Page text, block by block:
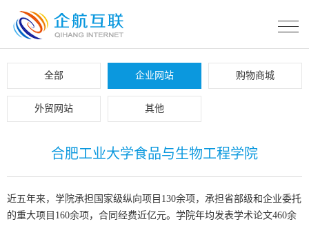
全部 企业网站 购物商城
外贸网站 其他
合肥工业大学食品与生物工程学院
近五年来，学院承担国家级纵向项目130余项，承担省部级和企业委托
的重大项目160余项，合同经费近亿元。学院年均发表学术论文460余